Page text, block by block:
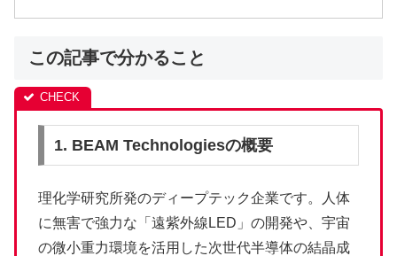
この記事で分かること
1. BEAM Technologiesの概要
理化学研究所発のディープテック企業です。人体
に無害で強力な「遠紫外線LED」の開発や、宇宙
の微小重力環境を活用した次世代半導体の結晶成